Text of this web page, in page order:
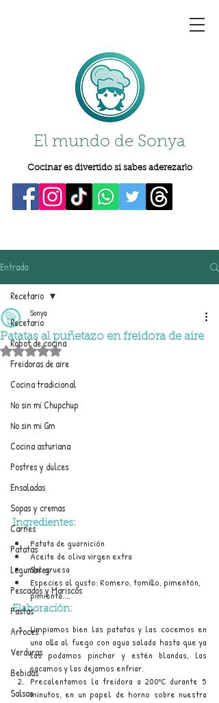
El mundo de Sonya
Cocinar es divertido si sabes aderezarlo
Entrada
Recetario
Robot de cocina
Freidoras de aire
Cocina tradicional
No sin mi Chupchup
No sin mi Gm
Cocina asturiana
Postres y dulces
Ensaladas
Sopas y cremas
Carnes
Patatas
Legumbres
Pescados y Mariscos
Pastas
Arroces
Verduras
Bebidas
Salsas
Recetario
Patatas al puñetazo en freidora de aire
Sonya
Obtuvo NaN de 5 estrellas.
Ingredientes:
Patata de guarnición
Aceite de oliva virgen extra
Sal gruesa
Especies al gusto: Romero, tomillo, pimentón,
pimienta....
Elaboración:
Limpiamos bien las patatas y las cocemos en
una olla al fuego con agua salada hasta que ya
las podamos pinchar y estén blandas, las
sacamos y las dejamos enfriar.
Precalentamos la freidora a 200ºC durante 5
minutos, en un papel de horno sobre nuestra